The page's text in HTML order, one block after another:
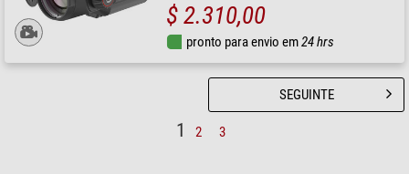
$ 2.310,00
pronto para envio em24 hrs
1 2 3
SEGUINTE